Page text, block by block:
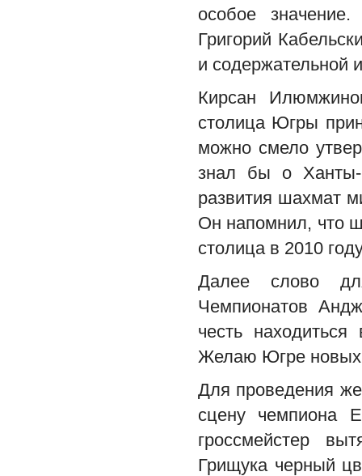
особое
Григорий
и содержательной
Кирсан
столица Югры
можно смело
знал бы о Ханты-
развития шахмат
Он напомнил, что
столица в 2010
Далее слово
Чемпионатов
честь
Желаю Югре новых
Для проведения
сцену чемпиона
гроссмейстер
Грищука черный